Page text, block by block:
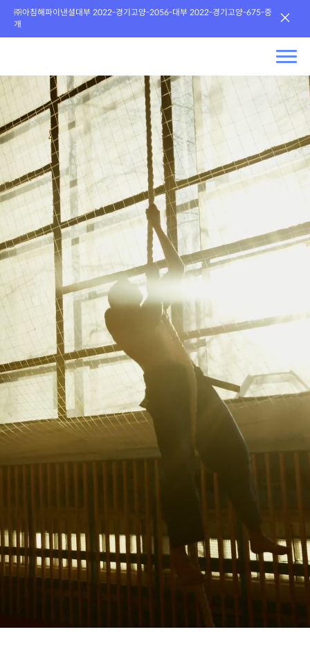
㈜아침해파이낸셜대부 2022-경기고양-2056-대부 2022-경기고양-675-중
개
×